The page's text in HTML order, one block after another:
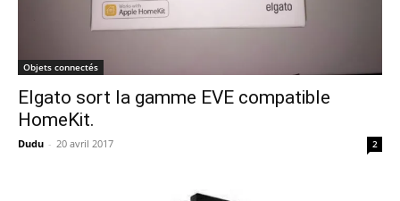
Objets connectés
Elgato sort la gamme EVE compatible
HomeKit.
Dudu - 20 avril 2017 2